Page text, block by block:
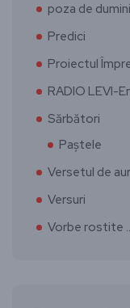
poza de
Predici
Proiectul
RADIO LEVI-
Sărbători
Paștele
Versetul de aur
Versuri
Vorbe rostite